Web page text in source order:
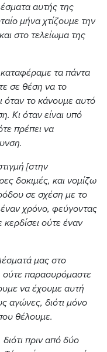
αυτής της
μήνα χτίζουμε την
στο τελείωμα της
τα πάντα
σε θέση να το
όταν το κάνουμε αυτό
Κι όταν είναι υπό
πρέπει να
[στην
δοκιμές, και νομίζω
σε σχέση με το
χρόνο, φεύγοντας
ούτε έναν
μας στο
ούτε παρασυρόμαστε
να έχουμε αυτή
αγώνες, διότι μόνο
θέλουμε.
πριν από δύο